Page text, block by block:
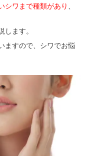
シワまで種類があり 、
ます。
ますので、シワでお悩